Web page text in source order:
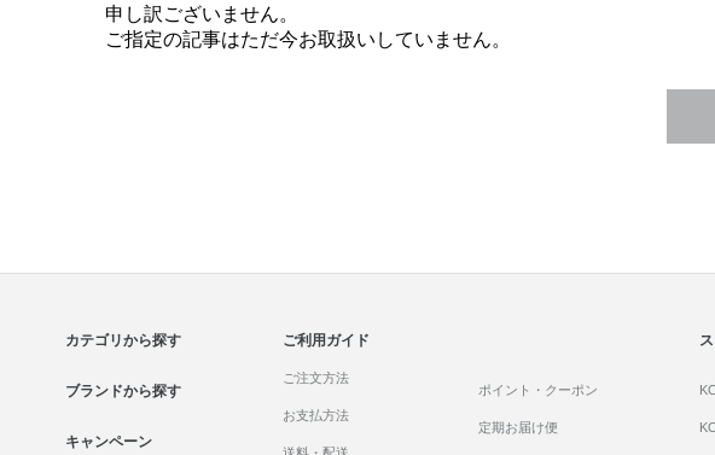
申し訳ございません。
ご指定の記事はただ今お取扱いしていません。
カテゴリから探す
ブランドから探す
キャンペーン
ご利用ガイド
ご注文方法
お支払方法
ポイント・クーポン
定期お届け便